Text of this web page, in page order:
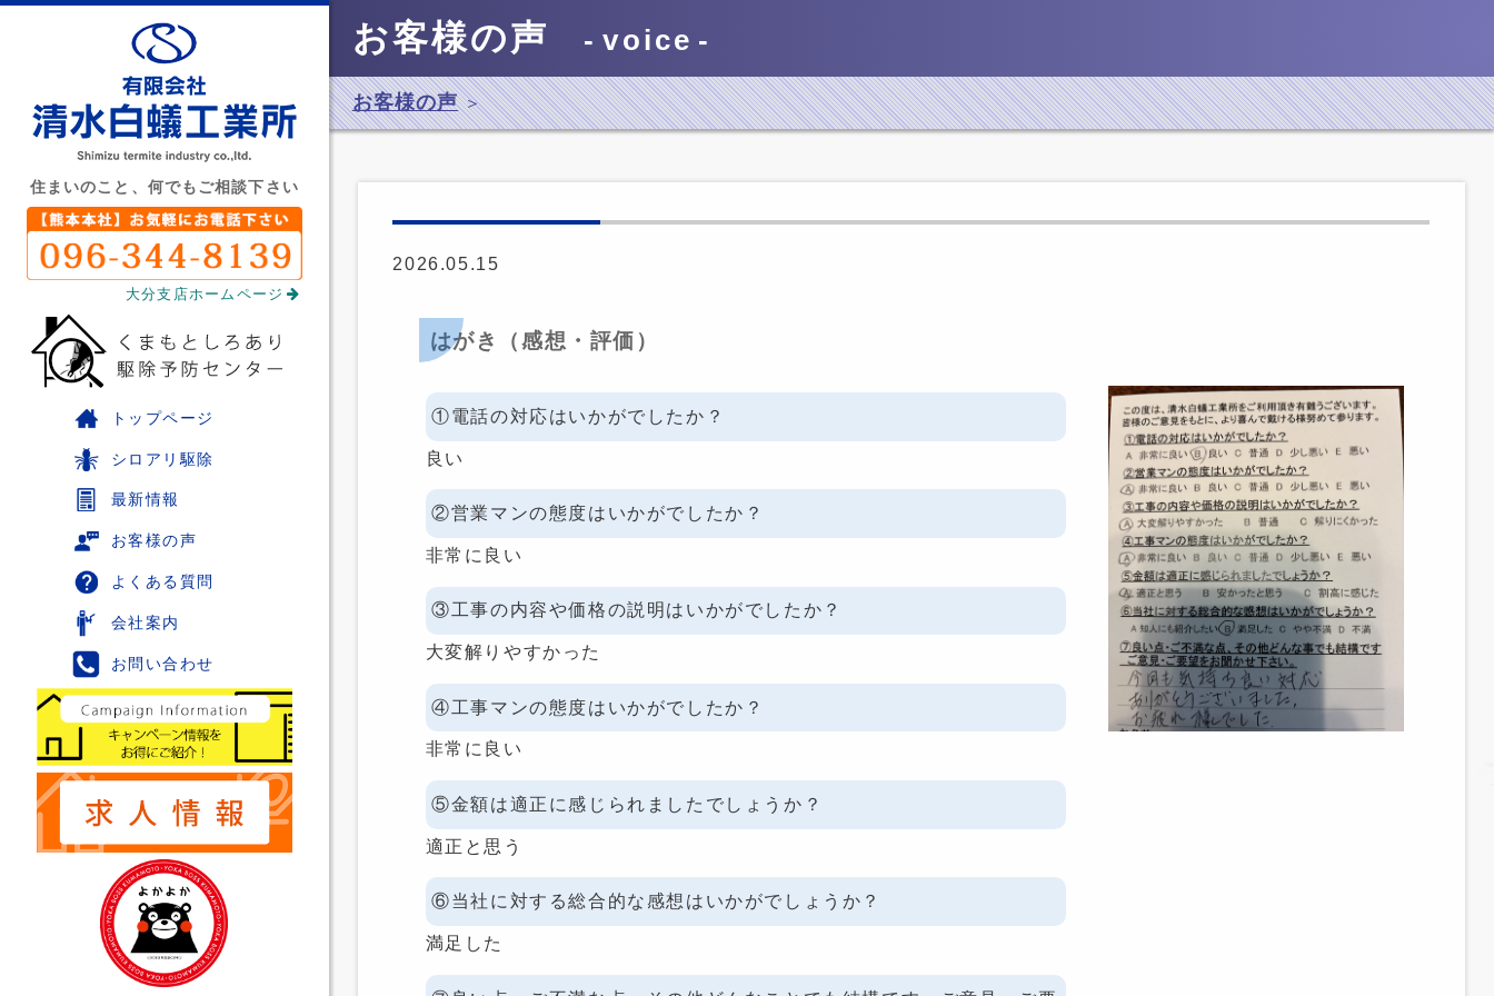
住まいのこと、何でもご相談下さい
大分支店ホームページ
トップページ
シロアリ駆除
最新情報
お客様の声
よくある質問
会社案内
お問い合わせ
お客様の声 voice
お客様の声＞
2026.05.15
はがき（感想・評価）
①電話の対応はいかがでしたか？
良い
②営業マンの態度はいかがでしたか？
非常に良い
③工事の内容や価格の説明はいかがでしたか？
大変解りやすかった
④工事マンの態度はいかがでしたか？
非常に良い
⑤金額は適正に感じられましたでしょうか？
適正と思う
⑥当社に対する総合的な感想はいかがでしょうか？
満足した